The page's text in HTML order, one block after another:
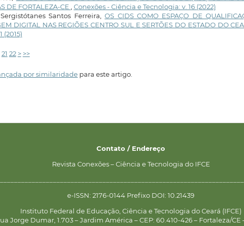
DE FORTALEZA-CE , Conexões - Ciência e Tecnologia: v. 16 (2022)
Santos Ferreira,OS CIDS COMO ESPAÇO DE
DIGITAL NAS REGIÕES CENTRO SUL E SERTÕES DO ESTADO DO
(2015)
21 22 > >>
por similaridadepara este artigo.
Contato / Endereço
Revista Conexões – Ciência e Tecnologia do IFCE
e-ISSN: 2176-0144 Prefixo DOI: 10.21439
Instituto Federal de Educação, Ciência e Tecnologia do Ceará (IFCE)
Jorge Dumar, 1.703 – Jardim América – CEP: 60.410-426 – Fortaleza/CE